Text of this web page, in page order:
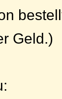
Geld.)